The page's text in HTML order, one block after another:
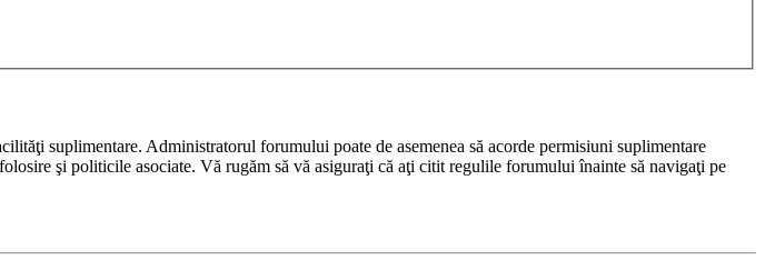
suplimentare. Administratorul forumului poate de asemenea să acorde permisiuni suplimentare
şi politicile asociate. Vă rugăm să vă asiguraţi că aţi citit regulile forumului înainte să navigaţi pe